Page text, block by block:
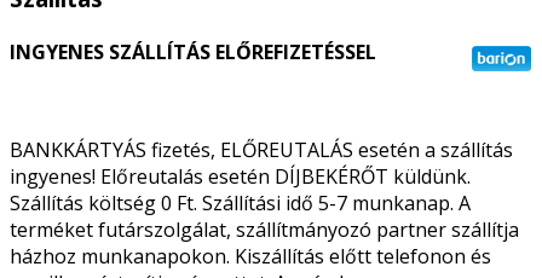
INGYENES SZÁLLÍTÁS ELŐREFIZETÉSSEL
BANKKÁRTYÁS fizetés, ELŐREUTALÁS esetén a szállítás
ingyenes! Előreutalás esetén DÍJBEKÉRŐT küldünk.
Szállítás költség 0 Ft. Szállítási idő 5-7 munkanap. A
terméket futárszolgálat, szállítmányozó partner szállítja
házhoz munkanapokon. Kiszállítás előtt telefonon és